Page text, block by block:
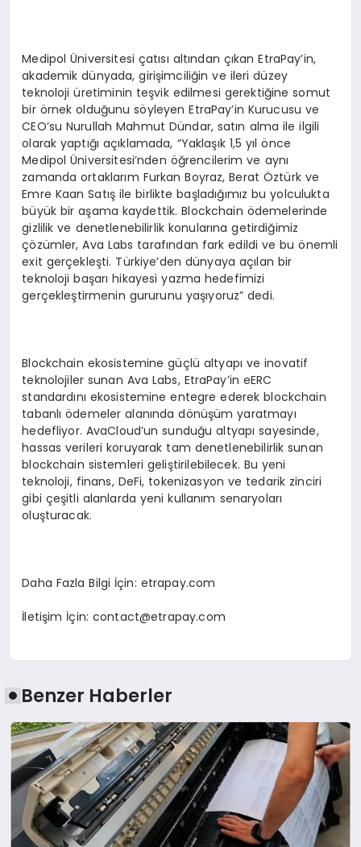
Medipol Üniversitesi çatısı altından çıkan EtraPay’in,
akademik dünyada, girişimciliğin ve ileri düzey
teknoloji üretiminin teşvik edilmesi gerektiğine somut
bir örnek olduğunu söyleyen EtraPay’in Kurucusu ve
CEO’su Nurullah Mahmut Dündar, satın alma ile ilgili
olarak yaptığı açıklamada, “Yaklaşık 1,5 yıl önce
Medipol Üniversitesi’nden öğrencilerim ve aynı
zamanda ortaklarım Furkan Boyraz, Berat Öztürk ve
Emre Kaan Satış ile birlikte başladığımız bu yolculukta
büyük bir aşama kaydettik. Blockchain ödemelerinde
gizlilik ve denetlenebilirlik konularına getirdiğimiz
çözümler, Ava Labs tarafından fark edildi ve bu önemli
exit gerçekleşti. Türkiye’den dünyaya açılan bir
teknoloji başarı hikayesi yazma hedefimizi
gerçekleştirmenin gururunu yaşıyoruz” dedi.
Blockchain ekosistemine güçlü altyapı ve inovatif
teknolojiler sunan Ava Labs, EtraPay’in eERC
standardını ekosistemine entegre ederek blockchain
tabanlı ödemeler alanında dönüşüm yaratmayı
hedefliyor. AvaCloud’un sunduğu altyapı sayesinde,
hassas verileri koruyarak tam denetlenebilirlik sunan
blockchain sistemleri geliştirilebilecek. Bu yeni
teknoloji, finans, DeFi, tokenizasyon ve tedarik zinciri
gibi çeşitli alanlarda yeni kullanım senaryoları
oluşturacak.
Daha Fazla Bilgi İçin: etrapay.com
İletişim İçin: contact@etrapay.com
Benzer Haberler